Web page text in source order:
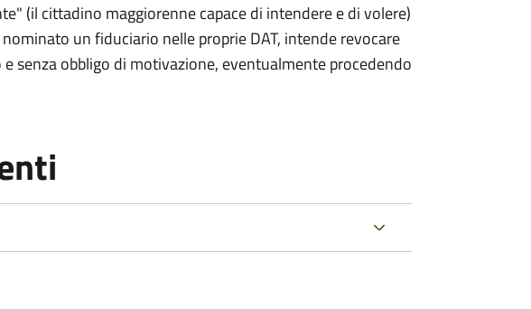
(il cittadino maggiorenne capace di intendere e di volere)
un fiduciario nelle proprie DAT, intende revocare
senza obbligo di motivazione, eventualmente procedendo